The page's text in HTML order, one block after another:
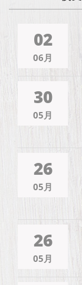
02
06月
30
05月
26
05月
26
05月